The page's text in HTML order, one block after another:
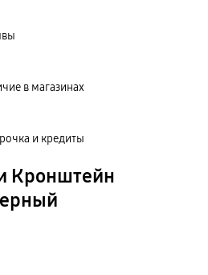
в магазинах
и кредиты
Кронштейн